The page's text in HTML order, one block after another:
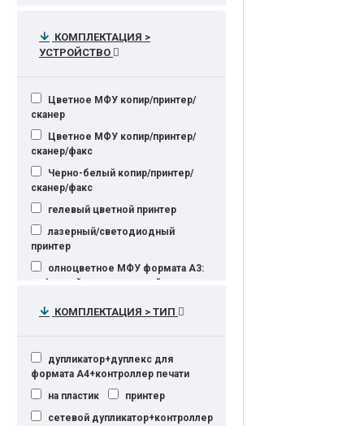
струйная, цветная
КОМПЛЕКТАЦИЯ >
УСТРОЙСТВО
Цветное МФУ копир/принтер/
сканер
Цветное МФУ копир/принтер/
сканер/факс
Черно-белый копир/принтер/
сканер/факс
гелевый цветной принтер
лазерный/светодиодный
принтер
олноцветное МФУ формата A3:
цифровой копировальный аппарат с
податчиком документов,
девелоперами, сетевым PCL-
принтером и цветным сканером.
принтер
принтер/сканер/копир
КОМПЛЕКТАЦИЯ > ТИП
дупликатор+дуплекс для
формата А4+контроллер печати
на пластик
принтер
сетевой дупликатор+контроллер